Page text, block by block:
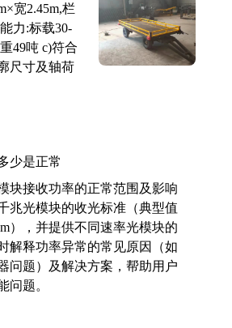
宽2.45m,栏
力:标载30-
49吨 c)符合
尺寸及轴荷
少是正常
块接收功率的正常范围及影响
兆光模块的收光标准（典型值
），并提供不同速率光模块的
解释功率异常的常见原因（如
问题）及解决方案，帮助用户
问题。